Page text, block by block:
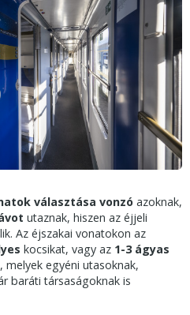
választása vonzó azoknak,
utaznak, hiszen az éjjeli
Az éjszakai vonatokon az
kocsikat, vagy az 1-3 ágyas
melyek egyéni utasoknak,
baráti társaságoknak is